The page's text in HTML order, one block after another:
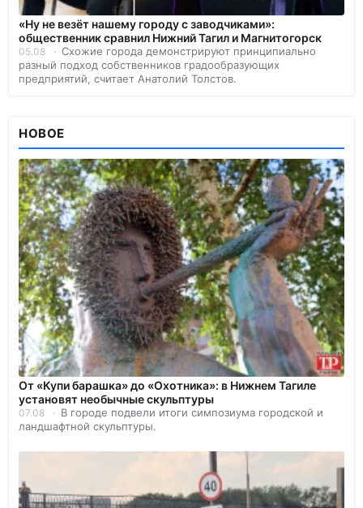
«Ну не везёт нашему городу с заводчиками»:
общественник сравнил Нижний Тагил и Магнитогорск
05.08
Схожие города демонстрируют принципиально
разный подход собственников градообразующих
предприятий, считает Анатолий Толстов.
НОВОЕ
От «Купи барашка» до «Охотника»: в Нижнем Тагиле
установят необычные скульптуры
07.08
В городе подвели итоги симпозиума городской и
ландшафтной скульптуры.